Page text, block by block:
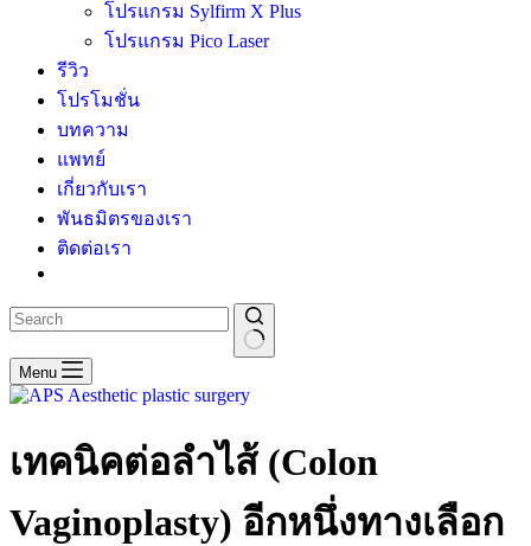
โปรแกรม Sylfirm X Plus
โปรแกรม Pico Laser
รีวิว
โปรโมชั่น
บทความ
แพทย์
เกี่ยวกับเรา
พันธมิตรของเรา
ติดต่อเรา
No
results
Menu
เทคนิคต่อลำไส้ (Colon
Vaginoplasty) อีกหนึ่งทางเลือก